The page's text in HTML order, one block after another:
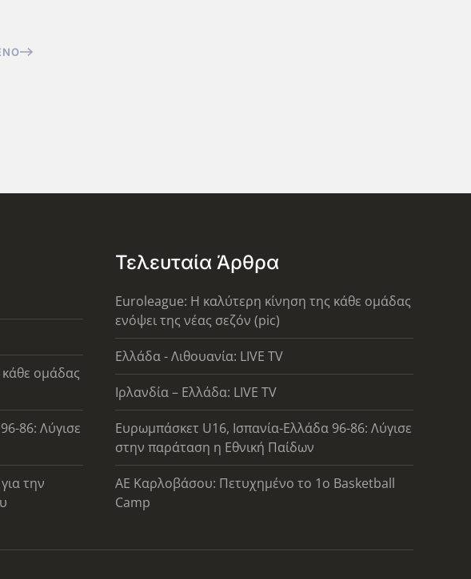
ομάδας
86: Λύγισε
την
Τελευταία Άρθρα
Euroleague: Η καλύτερη κίνηση της κάθε ομάδας
ενόψει της νέας σεζόν (pic)
Ελλάδα - Λιθουανία: LIVE TV
Ιρλανδία – Ελλάδα: LIVE TV
Ευρωμπάσκετ U16, Ισπανία-Ελλάδα 96-86: Λύγισε
στην παράταση η Εθνική Παίδων
ΑΕ Καρλοβάσου: Πετυχημένο το 1ο Basketball
Camp